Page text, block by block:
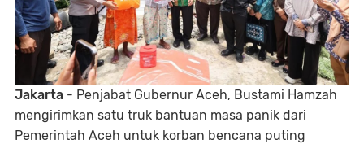
Jakarta - Penjabat Gubernur Aceh, Bustami Hamzah
mengirimkan satu truk bantuan masa panik dari
Pemerintah Aceh untuk korban bencana puting